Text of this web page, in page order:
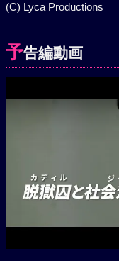
(C) Lyca Productions
予告編動画